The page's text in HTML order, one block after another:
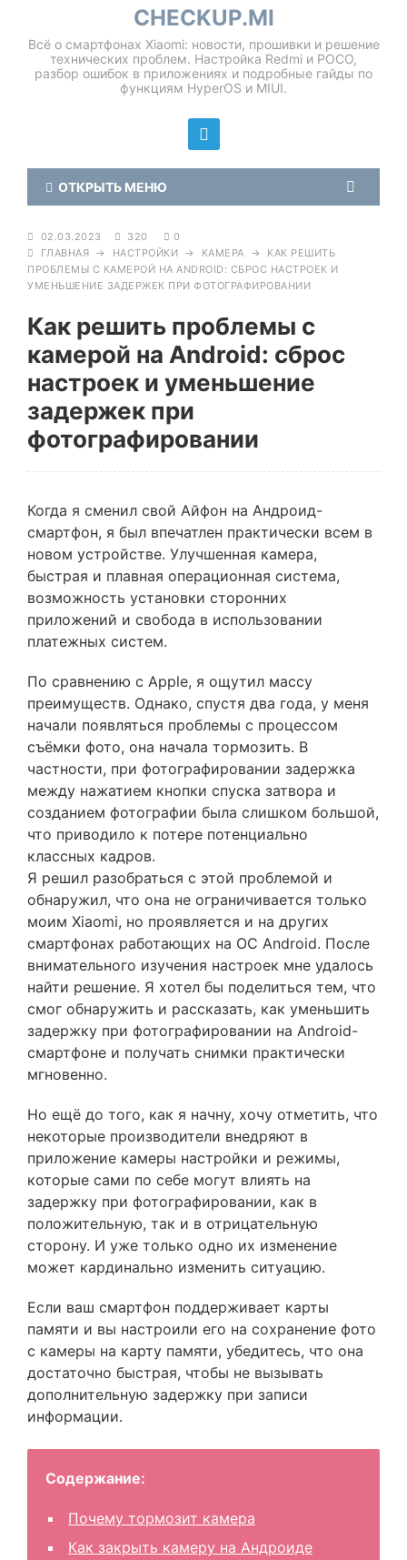
CHECKUP.MI
Всё о смартфонах Xiaomi: новости, прошивки и решение
технических проблем. Настройка Redmi и POCO,
разбор ошибок в приложениях и подробные гайды по
функциям HyperOS и MIUI.
ОТКРЫТЬ МЕНЮ
02.03.2023 320
0
ГЛАВНАЯ → НАСТРОЙКИ → КАМЕРА → КАК РЕШИТЬ
ПРОБЛЕМЫ С КАМЕРОЙ НА ANDROID: СБРОС НАСТРОЕК И
УМЕНЬШЕНИЕ ЗАДЕРЖЕК ПРИ ФОТОГРАФИРОВАНИИ
Как решить проблемы с
камерой на Android: сброс
настроек и уменьшение
задержек при
фотографировании
Когда я сменил свой Айфон на Андроид-
смартфон, я был впечатлен практически всем в
новом устройстве. Улучшенная камера,
быстрая и плавная операционная система,
возможность установки сторонних
приложений и свобода в использовании
платежных систем.
По сравнению с Apple, я ощутил массу
преимуществ. Однако, спустя два года, у меня
начали появляться проблемы с процессом
съёмки фото, она начала тормозить. В
частности, при фотографировании задержка
между нажатием кнопки спуска затвора и
созданием фотографии была слишком большой,
что приводило к потере потенциально
классных кадров.
Я решил разобраться с этой проблемой и
обнаружил, что она не ограничивается только
моим Xiaomi, но проявляется и на других
смартфонах работающих на ОС Android. После
внимательного изучения настроек мне удалось
найти решение. Я хотел бы поделиться тем, что
смог обнаружить и рассказать, как уменьшить
задержку при фотографировании на Android-
смартфоне и получать снимки практически
мгновенно.
Но ещё до того, как я начну, хочу отметить, что
некоторые производители внедряют в
приложение камеры настройки и режимы,
которые сами по себе могут влиять на
задержку при фотографировании, как в
положительную, так и в отрицательную
сторону. И уже только одно их изменение
может кардинально изменить ситуацию.
Если ваш смартфон поддерживает карты
памяти и вы настроили его на сохранение фото
с камеры на карту памяти, убедитесь, что она
достаточно быстрая, чтобы не вызывать
дополнительную задержку при записи
информации.
Содержание:
Почему тормозит камера
Как закрыть камеру на Андроиде